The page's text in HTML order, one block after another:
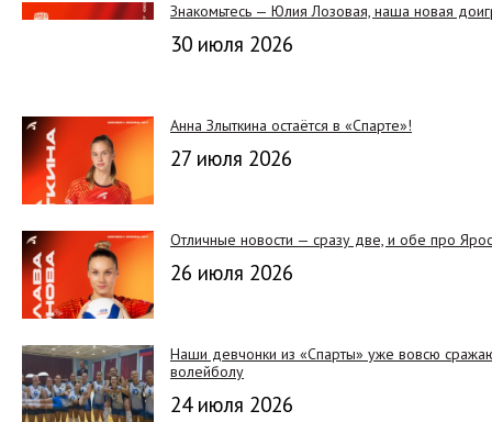
Знакомьтесь — Юлия Лозовая, наша новая
30 июля 2026
Анна Злыткина остаётся в «Спарте»!
27 июля 2026
Отличные новости — сразу две, и обе про
26 июля 2026
Наши девчонки из «Спарты» уже вовсю
волейболу
24 июля 2026